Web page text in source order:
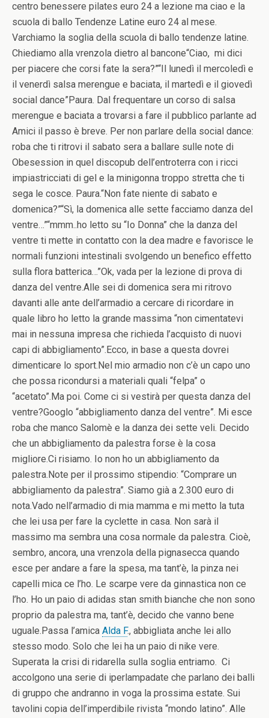
centro benessere pilates euro 24 a lezione ma ciao e la
scuola di ballo Tendenze Latine euro 24 al mese.
Varchiamo la soglia della scuola di ballo tendenze latine.
Chiediamo alla vrenzola dietro al bancone“Ciao, mi dici
per piacere che corsi fate la sera?”“Il lunedì il mercoledì e
il venerdì salsa merengue e baciata, il martedì e il giovedì
social dance”Paura. Dal frequentare un corso di salsa
merengue e baciata a trovarsi a fare il pubblico parlante ad
Amici il passo è breve. Per non parlare della social dance:
roba che ti ritrovi il sabato sera a ballare sulle note di
Obesession in quel discopub dell’entroterra con i ricci
impiastricciati di gel e la minigonna troppo stretta che ti
sega le cosce. Paura.“Non fate niente di sabato e
domenica?”“Sì, la domenica alle sette facciamo danza del
ventre…”“mmm..ho letto su “Io Donna” che la danza del
ventre ti mette in contatto con la dea madre e favorisce le
normali funzioni intestinali svolgendo un benefico effetto
sulla flora batterica…”Ok, vada per la lezione di prova di
danza del ventre.Alle sei di domenica sera mi ritrovo
davanti alle ante dell’armadio a cercare di ricordare in
quale libro ho letto la grande massima “non cimentatevi
mai in nessuna impresa che richieda l’acquisto di nuovi
capi di abbigliamento”.Ecco, in base a questa dovrei
dimenticare lo sport.Nel mio armadio non c’è un capo uno
che possa ricondursi a materiali quali “felpa” o
“acetato”.Ma poi. Come ci si vestirà per questa danza del
ventre?Googlo “abbigliamento danza del ventre”. Mi esce
roba che manco Salomè e la danza dei sette veli. Decido
che un abbigliamento da palestra forse è la cosa
migliore.Ci risiamo. Io non ho un abbigliamento da
palestra.Note per il prossimo stipendio: “Comprare un
abbigliamento da palestra”. Siamo già a 2.300 euro di
nota.Vado nell’armadio di mia mamma e mi metto la tuta
che lei usa per fare la cyclette in casa. Non sarà il
massimo ma sembra una cosa normale da palestra. Cioè,
sembro, ancora, una vrenzola della pignasecca quando
esce per andare a fare la spesa, ma tant’è, la pinza nei
capelli mica ce l’ho. Le scarpe vere da ginnastica non ce
l’ho. Ho un paio di adidas stan smith bianche che non sono
proprio da palestra ma, tant’è, decido che vanno bene
uguale.Passa l’amica Alda F., abbigliata anche lei allo
stesso modo. Solo che lei ha un paio di nike vere.
Superata la crisi di ridarella sulla soglia entriamo. Ci
accolgono una serie di iperlampadate che parlano dei balli
di gruppo che andranno in voga la prossima estate. Sui
tavolini copia dell’imperdibile rivista “mondo latino”. Alle